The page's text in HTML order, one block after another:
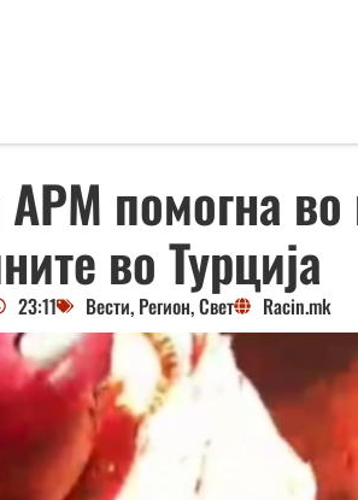
помогна
во Турција
23:11 Вести, Регион,Свет Racin.mk